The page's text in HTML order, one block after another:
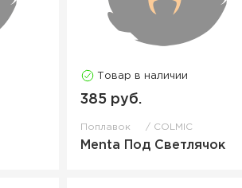
Товар в наличии
385 руб.
Поплавок COLMIC
Menta Под Светлячок